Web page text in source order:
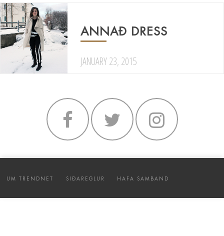
ANNAÐ DRESS
JANUARY 23, 2015
UM TRENDNET SIÐAREGLUR HAFA SAMBAND